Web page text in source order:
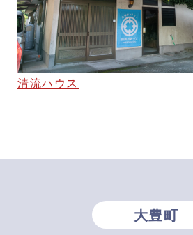
清流ハウス
大豊町